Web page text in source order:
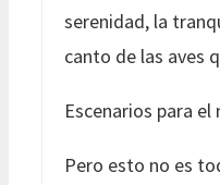
serenidad, la
canto de las aves
Escenarios para
Pero esto no es